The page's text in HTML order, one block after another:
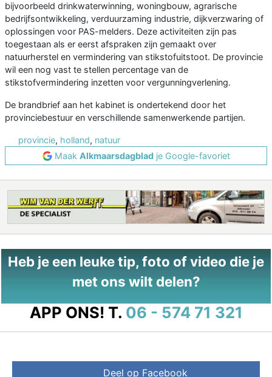
bijvoorbeeld drinkwaterwinning, woningbouw, agrarische
bedrijfsontwikkeling, verduurzaming industrie, dijkverzwaring of
oplossingen voor PAS-melders. Deze activiteiten zijn pas
toegestaan als er eerst afspraken zijn gemaakt over
natuurherstel en vermindering van stikstofuitstoot. De provincie
wil een nog vast te stellen percentage van de
stikstofvermindering inzetten voor vergunningverlening.
De brandbrief aan het kabinet is ondertekend door het
provinciebestuur en verschillende samenwerkende partijen.
provincie, holland, natuur
Maak Alkmaarsdagbladje Google-favoriet
Heb je een leuke tip, foto of video die je
met ons wilt delen?
APP ONS! T. 06 - 574 71 321
Deel op Facebook